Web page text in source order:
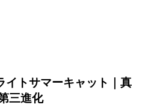
イトサマーキャット｜真
三進化